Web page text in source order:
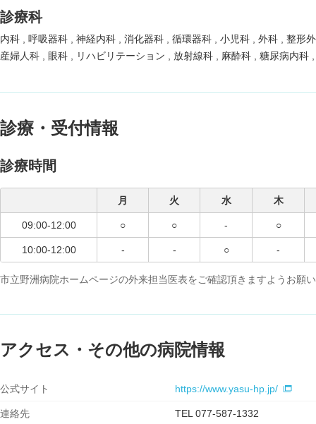
診療科
内科 呼吸器科 神経内科 消化器科 循環器科 小児科 外科
整形
産婦人科
眼科 リハビリテーション 放射線科 麻酔科 糖尿病内科
診療・受付情報
診療時間
月 火 水 木
09:00-12:00 ○ ○ - ○
10:00-12:00 - - ○ -
市立野洲病院ホームページの外来担当医表をご確認頂きますようお願
アクセス・その他の病院情報
公式サイト https://www.yasu-hp.jp/
連絡先 TEL 077-587-1332